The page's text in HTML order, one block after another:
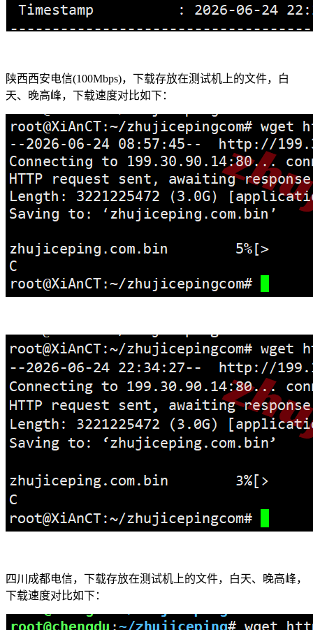
陕西西安电信(100Mbps)，下载存放在测试机上的文件，白
天、晚高峰，下载速度对比如下：
四川成都电信，下载存放在测试机上的文件，白天、晚高峰，
下载速度对比如下：